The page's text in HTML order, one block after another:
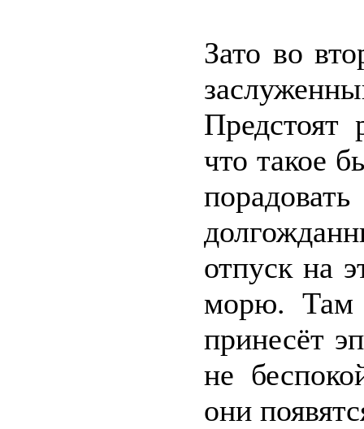
Зато во
Предстоят
что такое
отпуск на
морю. Там
принесёт
не
они